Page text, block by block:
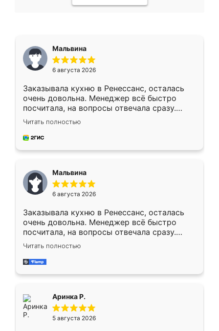
Мальвина
6 августа 2026
Заказывала кухню в Ренессанс, осталась
очень довольна. Менеджер всё быстро
посчитала, на вопросы отвечала сразу.
Замерщик приехал в субботу, подошёл к
делу со всей ответственностью. Собрали
за день, ребята работали аккуратно, даже
Читать полностью
Мальвина
6 августа 2026
Заказывала кухню в Ренессанс, осталась
очень довольна. Менеджер всё быстро
посчитала, на вопросы отвечала сразу.
Замерщик приехал в субботу, подошёл к
делу со всей ответственностью. Собрали
за день, ребята работали аккуратно, даже
Читать полностью
Аринка Р.
5 августа 2026